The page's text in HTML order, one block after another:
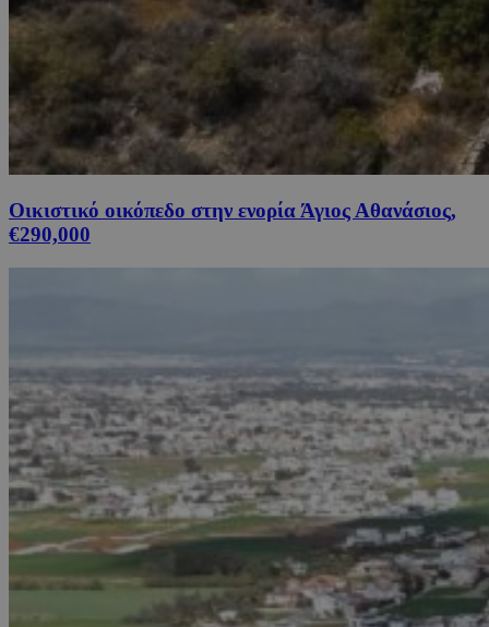
Οικιστικό οικόπεδο στην ενορία Άγιος Αθανάσιος,
€290,000